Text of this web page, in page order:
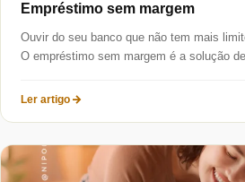
Empréstimo sem margem
Ouvir do seu banco que não tem mais
O empréstimo sem margem é a solução
Ler artigo